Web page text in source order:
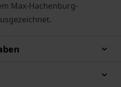
Max-Hachenburg-